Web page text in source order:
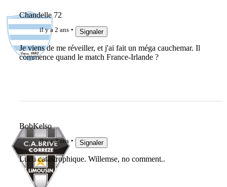
Chandelle 72
il y a 2 ans Signaler
Je viens de me réveiller, et j'ai fait un méga cauchemar. Il
commence quand le match France-Irlande ?
BobKelso
il y a 2 ans Signaler
Lucu catastrophique. Willemse, no comment..